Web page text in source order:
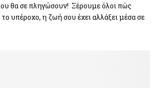
θα σε πληγώσουν! Ξέρουμε όλοι πώς
το υπέροχο, η ζωή σου έχει αλλάξει μέσα σε